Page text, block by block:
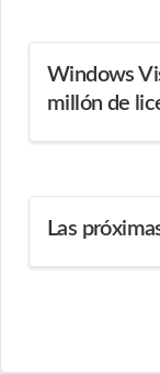
Windows
millón de
Las